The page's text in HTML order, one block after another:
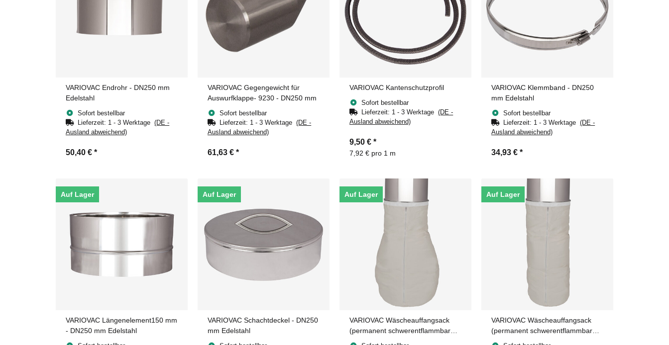
VARIOVAC Endrohr - DN250 mm
Edelstahl
Sofort bestellbar
Lieferzeit: 1 - 3 Werktage(DE -
Ausland abweichend)
50,40 € *
VARIOVAC Gegengewicht für
Auswurfklappe- 9230 - DN250 mm
Sofort bestellbar
Lieferzeit: 1 - 3 Werktage(DE -
Ausland abweichend)
61,63 € *
VARIOVAC Kantenschutzprofil
Sofort bestellbar
Lieferzeit: 1 - 3 Werktage(DE -
Ausland abweichend)
9,50 € *
7,92 € pro 1 m
VARIOVAC Klemmband - DN250
mm Edelstahl
Sofort bestellbar
Lieferzeit: 1 - 3 Werktage(DE -
Ausland abweichend)
34,93 € *
Auf Lager
VARIOVAC Längenelement150 mm
- DN250 mm Edelstahl
Auf Lager
VARIOVAC Schachtdeckel - DN250
mm Edelstahl
Auf Lager
VARIOVAC Wäscheauffangsack
(permanent schwerentflammbar
(B1) DN250 mm - MAXI
Auf Lager
VARIOVAC Wäscheauffangsack
(permanent schwerentflammbar
(B1) DN250 mm - REGULAR